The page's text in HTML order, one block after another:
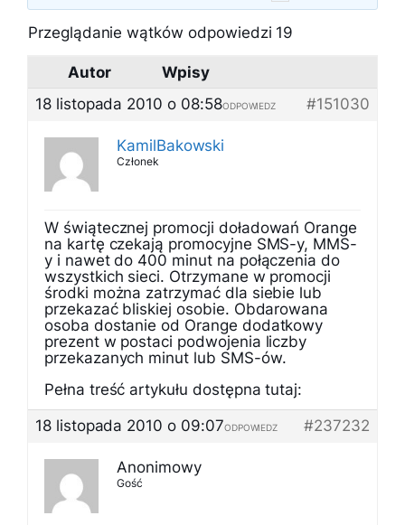
Przeglądanie wątków odpowiedzi 19
Autor
Wpisy
18 listopada 2010 o 08:58
#151030
ODPOWIEDZ
KamilBakowski
Członek
W świątecznej promocji doładowań Orange
na kartę czekają promocyjne SMS-y, MMS-
y i nawet do 400 minut na połączenia do
wszystkich sieci. Otrzymane w promocji
środki można zatrzymać dla siebie lub
przekazać bliskiej osobie. Obdarowana
osoba dostanie od Orange dodatkowy
prezent w postaci podwojenia liczby
przekazanych minut lub SMS-ów.
Pełna treść artykułu dostępna tutaj:
18 listopada 2010 o 09:07
#237232
ODPOWIEDZ
Anonimowy
Gość